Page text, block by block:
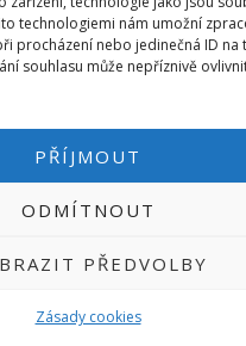
technologiemi nám umožní
procházení nebo jedinečná ID na
souhlasu může nepříznivě
PŘÍJMOUT
ODMÍTNOUT
PŘEDVOLBY
Zásady cookies
SE|
PROVOZUJE